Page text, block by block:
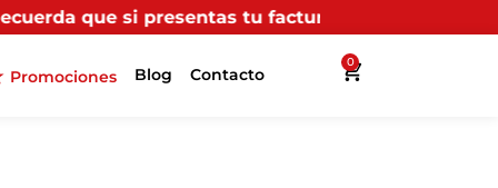
tu factura (física o digital) en uno de
Promociones Blog Contacto
0